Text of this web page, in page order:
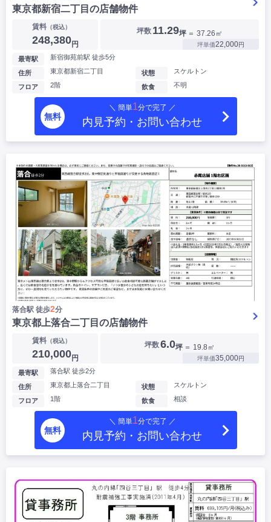
東京都新宿二丁目の店舗物件
賃料（税込）
248,380円
坪数 11.29坪 ＝ 37.26㎡
坪単価22,000円
最寄駅 新宿御苑前駅 徒歩5分
住所 東京都新宿二丁目
フロア 2階
状態 スケルトン
飲食 不明
無料
＼ 簡単1分で完了 ／
内見予約・お問い合わせ
落合駅 徒歩2分
東京都上落合二丁目の店舗物件
賃料（税込）
210,000円
坪数6.0坪 ＝ 19.8㎡
坪単価35,000円
最寄駅 落合駅 徒歩2分
住所 東京都上落合二丁目
フロア 1階
状態 スケルトン
飲食 相談
無料
＼ 簡単1分で完了 ／
内見予約・お問い合わせ